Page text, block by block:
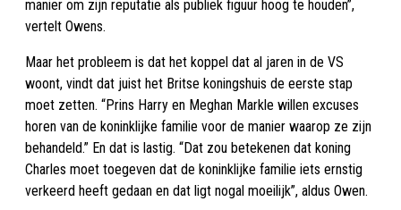
manier om zijn reputatie als publiek figuur hoog te houden”,
vertelt Owens.
Maar het probleem is dat het koppel dat al jaren in de VS
woont, vindt dat juist het Britse koningshuis de eerste stap
moet zetten. “Prins Harry en Meghan Markle willen excuses
horen van de koninklijke familie voor de manier waarop ze zijn
behandeld.” En dat is lastig. “Dat zou betekenen dat koning
Charles moet toegeven dat de koninklijke familie iets ernstig
verkeerd heeft gedaan en dat ligt nogal moeilijk”, aldus Owen.